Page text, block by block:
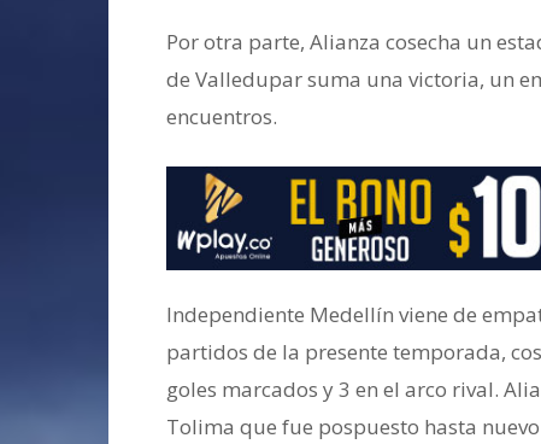
Por otra parte, Alianza cosecha un
de Valledupar suma una victoria, un
encuentros.
Independiente Medellín viene de
partidos de la presente temporada,
goles marcados y 3 en el arco rival.
Tolima que fue pospuesto hasta